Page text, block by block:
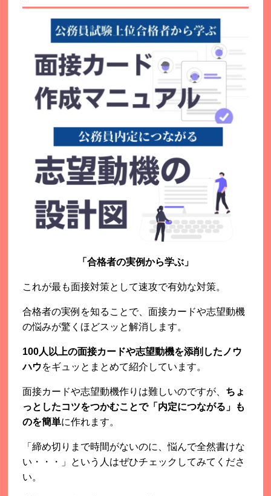
「合格者の実例から学ぶ」
これが最も面接対策として速攻で有効な対策。
合格者の実例を知ることで、面接カードや志望動機
の悩みが驚くほどスッと解消します。
100人以上の面接カードや志望動機を添削したノウ
ハウをギュッとまとめて紹介しています。
面接カードや志望動機作りは難しいのですが、 ちょ
っとしたコツをつかむことで「内定につながる」も
のを簡単に作れます。
「締め切りまで時間がないのに、悩んで全然書けな
い・・・」という人はぜひチェックしてみてくださ
い。